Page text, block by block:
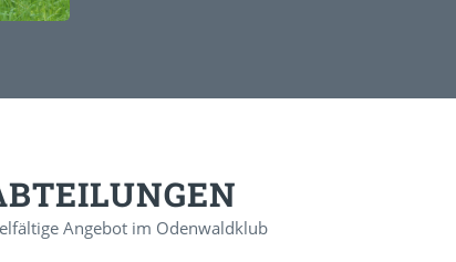
Angebot im Odenwaldklub